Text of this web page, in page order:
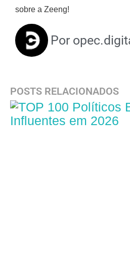
sobre a Zeeng!
Por
POSTS RELACIONADOS